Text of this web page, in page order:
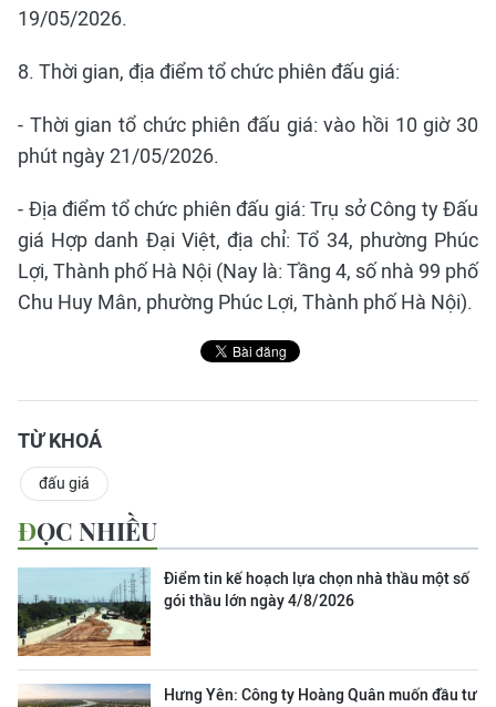
19/05/2026.
8. Thời gian, địa điểm tổ chức phiên đấu giá:
- Thời gian tổ chức phiên đấu giá: vào hồi 10 giờ 30
phút ngày 21/05/2026.
- Địa điểm tổ chức phiên đấu giá: Trụ sở Công ty Đấu
giá Hợp danh Đại Việt, địa chỉ: Tổ 34, phường Phúc
Lợi, Thành phố Hà Nội (Nay là: Tầng 4, số nhà 99 phố
Chu Huy Mân, phường Phúc Lợi, Thành phố Hà Nội).
TỪ KHOÁ
đấu giá
ĐỌC NHIỀU
Điểm tin kế hoạch lựa chọn nhà thầu một số
gói thầu lớn ngày 4/8/2026
Hưng Yên: Công ty Hoàng Quân muốn đầu tư